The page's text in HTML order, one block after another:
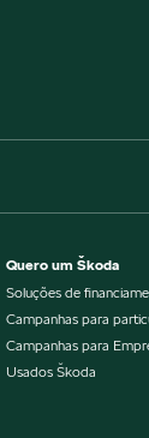
Quero um Škoda
Soluções de
Campanhas para
Campanhas para
Usados Škoda